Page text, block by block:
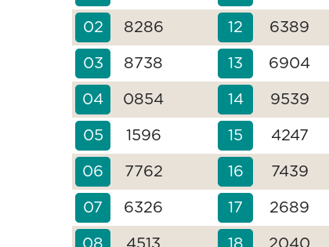
02 8286 12 6389
03 8738 13 6904
04 0854 14 9539
05 1596 15 4247
06 7762 16 7439
07 6326 17 2689
08 4513 18 2040